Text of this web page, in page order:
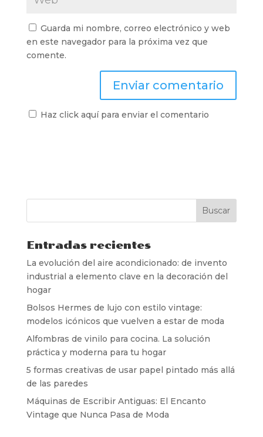
Guarda mi nombre, correo electrónico y web
en este navegador para la próxima vez que
comente.
Haz click aquí para enviar el comentario
Entradas recientes
La evolución del aire acondicionado: de invento
industrial a elemento clave en la decoración del
hogar
Bolsos Hermes de lujo con estilo vintage:
modelos icónicos que vuelven a estar de moda
Alfombras de vinilo para cocina. La solución
práctica y moderna para tu hogar
5 formas creativas de usar papel pintado más allá
de las paredes
Máquinas de Escribir Antiguas: El Encanto
Vintage que Nunca Pasa de Moda